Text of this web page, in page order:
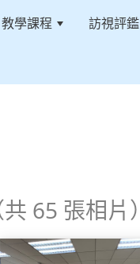
教學課程 訪視評鑑
共 65 張相片）
校長室活動